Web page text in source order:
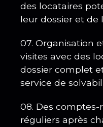
des locataires
leur dossier et de
07. Organisation
visites avec des
dossier complet
service de
08. Des
réguliers après